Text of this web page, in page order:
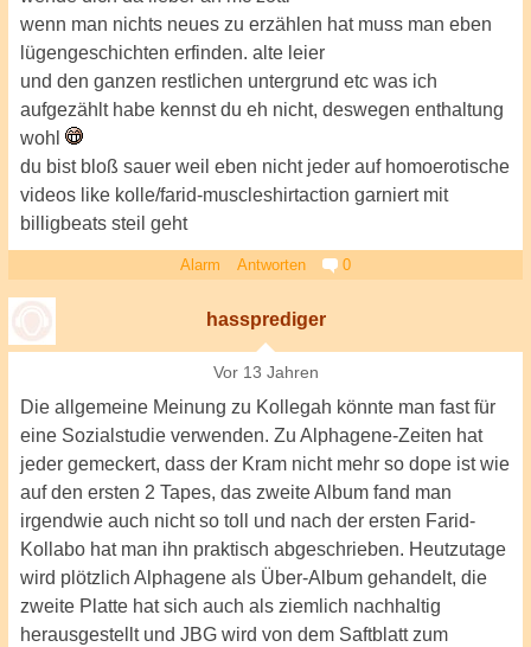
wenn man nichts neues zu erzählen hat muss man eben
lügengeschichten erfinden. alte leier
und den ganzen restlichen untergrund etc was ich
aufgezählt habe kennst du eh nicht, deswegen enthaltung
wohl
du bist bloß sauer weil eben nicht jeder auf homoerotische
videos like kolle/farid-muscleshirtaction garniert mit
billigbeats steil geht
Alarm Antworten 0
hassprediger
Vor 13 Jahren
Die allgemeine Meinung zu Kollegah könnte man fast für
eine Sozialstudie verwenden. Zu Alphagene-Zeiten hat
jeder gemeckert, dass der Kram nicht mehr so dope ist wie
auf den ersten 2 Tapes, das zweite Album fand man
irgendwie auch nicht so toll und nach der ersten Farid-
Kollabo hat man ihn praktisch abgeschrieben. Heutzutage
wird plötzlich Alphagene als Über-Album gehandelt, die
zweite Platte hat sich auch als ziemlich nachhaltig
herausgestellt und JBG wird von dem Saftblatt zum